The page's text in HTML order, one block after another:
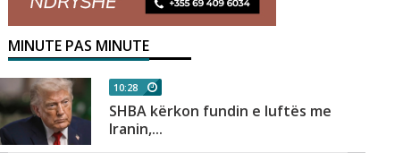
MINUTE PAS MINUTE
10:28
SHBA kërkon fundin e luftës me
Iranin,...